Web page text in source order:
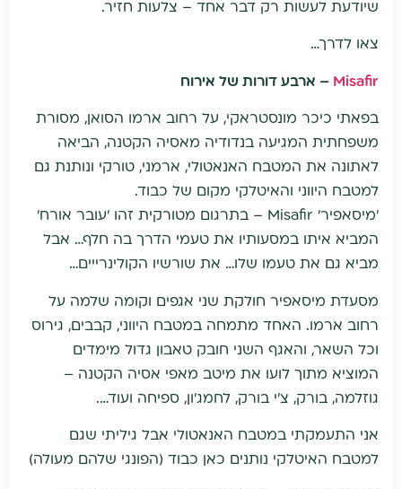
שיודעת לעשות רק דבר אחד – צלעות חזיר.
צאו לדרך…
Misafir – ארבע דורות של אירוח
בפאתי כיכר מונסטראקי, על רחוב ארמו הסואן, מסורת
משפחתית המגיעה בנדודיה מאסיה הקטנה, הביאה
לאתונה את המטבח האנאטולי, ארמני, טורקי ונותנת גם
למטבח היווני והאיטלקי מקום של כבוד.
'מיסאפיר' Misafir – בתרגום מטורקית זהו 'עובר אורח'
המביא איתו במסעותיו את טעמי הדרך בה חלף… אבל
מביא גם את טעמו שלו… את שורשיו הקולינרייים…
מסעדת מיסאפיר חולקת שני אגפים וקומה שלמה על
רחוב ארמו. האחד מתמחה במטבח היווני, קבבים, גירוס
וכל השאר, והאגף השני חובק טאבון גדול מימדים
המוציא מתוך לועו את מיטב מאפי אסיה הקטנה –
גוזלמה, בורק, צ'י בורק, לחמג'ון, ספיחה ועוד….
אני התעמקתי במטבח האנאטולי אבל גיליתי שגם
למטבח האיטלקי נותנים כאן כבוד (הפונגי שלהם מעולה)